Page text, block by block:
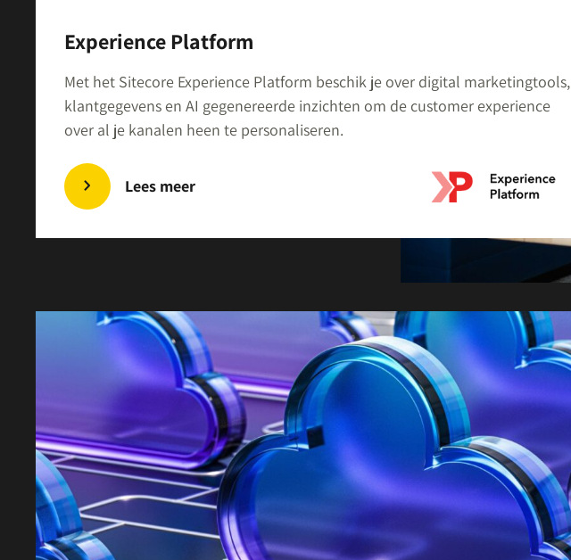
Experience Platform
Met het Sitecore Experience Platform beschik je over digital marketingtools,
klantgegevens en AI gegenereerde inzichten om de customer experience
over al je kanalen heen te personaliseren.
Lees meer